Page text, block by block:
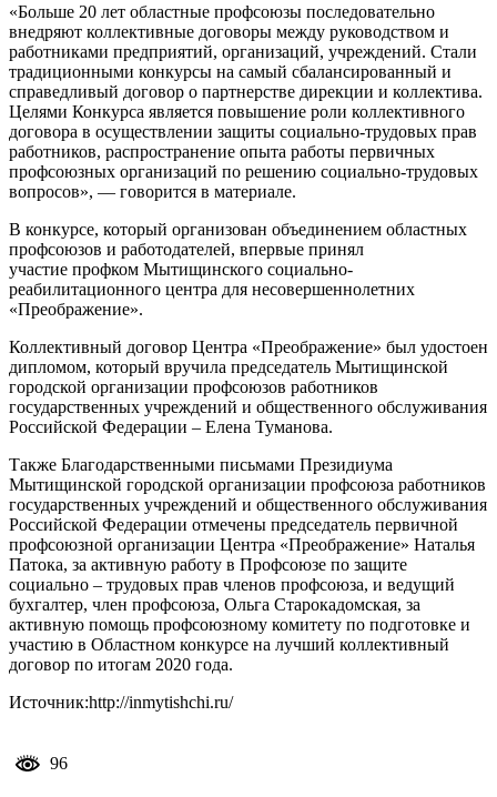
«Больше 20 лет областные профсоюзы последовательно
внедряют коллективные договоры между руководством и
работниками предприятий, организаций, учреждений. Стали
традиционными конкурсы на самый сбалансированный и
справедливый договор о партнерстве дирекции и коллектива.
Целями Конкурса является повышение роли коллективного
договора в осуществлении защиты социально-трудовых прав
работников, распространение опыта работы первичных
профсоюзных организаций по решению социально-трудовых
вопросов», — говорится в материале.
В конкурсе, который организован объединением областных
профсоюзов и работодателей, впервые принял
участие профком Мытищинского социально-
реабилитационного центра для несовершеннолетних
«Преображение».
Коллективный договор Центра «Преображение» был удостоен
дипломом, который вручила председатель Мытищинской
городской организации профсоюзов работников
государственных учреждений и общественного обслуживания
Российской Федерации – Елена Туманова.
Также Благодарственными письмами Президиума
Мытищинской городской организации профсоюза работников
государственных учреждений и общественного обслуживания
Российской Федерации отмечены председатель первичной
профсоюзной организации Центра «Преображение» Наталья
Патока, за активную работу в Профсоюзе по защите
социально – трудовых прав членов профсоюза, и ведущий
бухгалтер, член профсоюза, Ольга Старокадомская, за
активную помощь профсоюзному комитету по подготовке и
участию в Областном конкурсе на лучший коллективный
договор по итогам 2020 года.
Источник:http://inmytishchi.ru/
96